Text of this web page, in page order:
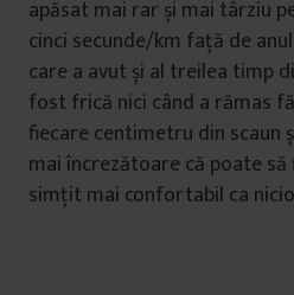
apăsat mai rar și mai târziu
cinci secunde/km față de
care a avut și al treilea timp
fost frică nici când a rămas
fiecare centimetru din scaun
mai încrezătoare că poate
simțit mai confortabil ca